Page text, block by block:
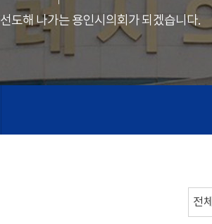
도해 나가는 용인시의회가 되겠습니다.